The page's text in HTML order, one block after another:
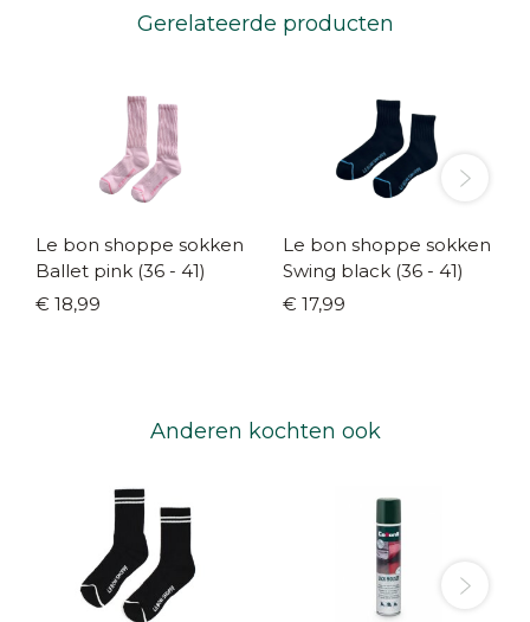
Gerelateerde producten
Le bon shoppe sokken
Ballet pink (36 - 41)
€ 18,99
Le bon shoppe sokken
Swing black (36 - 41)
€ 17,99
Anderen kochten ook